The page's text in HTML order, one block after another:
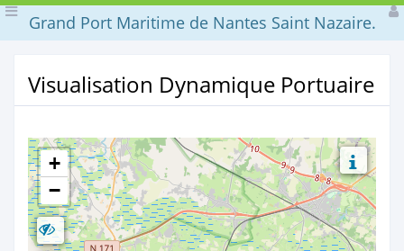
Grand Port Maritime de Nantes Saint Nazaire.
Visualisation Dynamique Portuaire
+
−